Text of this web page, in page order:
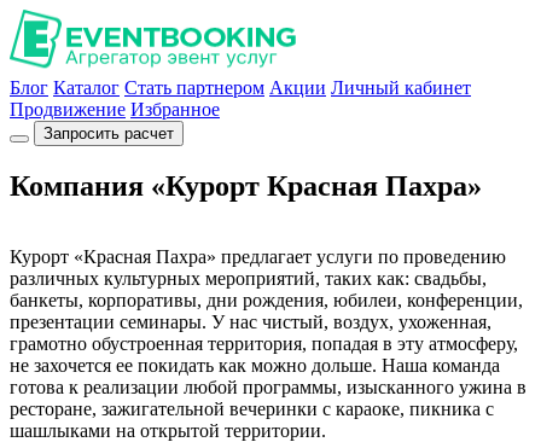
Блог Каталог Стать партнером Акции Личный кабинет
Продвижение Избранное
Запросить расчет
Компания «Курорт Красная Пахра»
Курорт «Красная Пахра» предлагает услуги по проведению
различных культурных мероприятий, таких как: свадьбы,
банкеты, корпоративы, дни рождения, юбилеи, конференции,
презентации семинары. У нас чистый, воздух, ухоженная,
грамотно обустроенная территория, попадая в эту атмосферу,
не захочется ее покидать как можно дольше. Наша команда
готова к реализации любой программы, изысканного ужина в
ресторане, зажигательной вечеринки с караоке, пикника с
шашлыками на открытой территории.